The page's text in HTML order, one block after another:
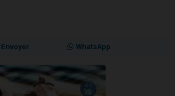
Envoyer WhatsApp